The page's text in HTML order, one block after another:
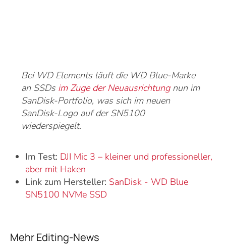
Bei WD Elements läuft die WD Blue-Marke
an SSDs im Zuge der Neuausrichtungnun im
SanDisk-Portfolio, was sich im neuen
SanDisk-Logo auf der SN5100
wiederspiegelt.
Im Test: DJI Mic 3 – kleiner und professioneller,
aber mit Haken
Link zum Hersteller: SanDisk - WD Blue
SN5100 NVMe SSD
Mehr Editing-News